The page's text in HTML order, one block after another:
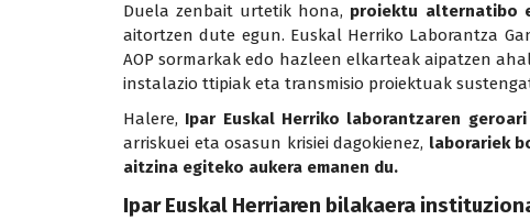
Duela zenbait urtetik hona, proiektu alternatibo
aitortzen dute egun. Euskal Herriko Laborantza
AOP sormarkak edo hazleen elkarteak aipatzen
instalazio ttipiak eta transmisio proiektuak
Halere, Ipar Euskal Herriko laborantzaren
arriskuei eta osasun krisiei dagokienez, laborariek
aitzina egiteko aukera emanen du.
Ipar Euskal Herriaren bilakaera